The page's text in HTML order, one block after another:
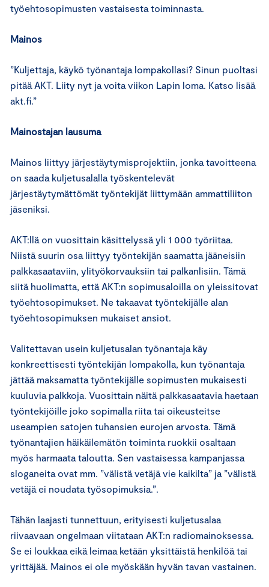
työehtosopimusten vastaisesta toiminnasta.
Mainos
”Kuljettaja, käykö työnantaja lompakollasi? Sinun puoltasi
pitää AKT. Liity nyt ja voita viikon Lapin loma. Katso lisää
akt.fi.”
Mainostajan lausuma
Mainos liittyy järjestäytymisprojektiin, jonka tavoitteena
on saada kuljetusalalla työskentelevät
järjestäytymättömät työntekijät liittymään ammattiliiton
jäseniksi.
AKT:llä on vuosittain käsittelyssä yli 1 000 työriitaa.
Niistä suurin osa liittyy työntekijän saamatta jääneisiin
palkkasaataviin, ylityökorvauksiin tai palkanlisiin. Tämä
siitä huolimatta, että AKT:n sopimusaloilla on yleissitovat
työehtosopimukset. Ne takaavat työntekijälle alan
työehtosopimuksen mukaiset ansiot.
Valitettavan usein kuljetusalan työnantaja käy
konkreettisesti työntekijän lompakolla, kun työnantaja
jättää maksamatta työntekijälle sopimusten mukaisesti
kuuluvia palkkoja. Vuosittain näitä palkkasaatavia haetaan
työntekijöille joko sopimalla riita tai oikeusteitse
useampien satojen tuhansien eurojen arvosta. Tämä
työnantajien häikäilemätön toiminta ruokkii osaltaan
myös harmaata taloutta. Sen vastaisessa kampanjassa
sloganeita ovat mm. ”välistä vetäjä vie kaikilta” ja ”välistä
vetäjä ei noudata työsopimuksia.”.
Tähän laajasti tunnettuun, erityisesti kuljetusalaa
riivaavaan ongelmaan viitataan AKT:n radiomainoksessa.
Se ei loukkaa eikä leimaa ketään yksittäistä henkilöä tai
yrittäjää. Mainos ei ole myöskään hyvän tavan vastainen.